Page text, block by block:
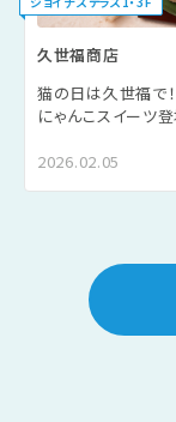
久世福商店
猫の日は久世福で
にゃんこスイーツ登
2026.02.05